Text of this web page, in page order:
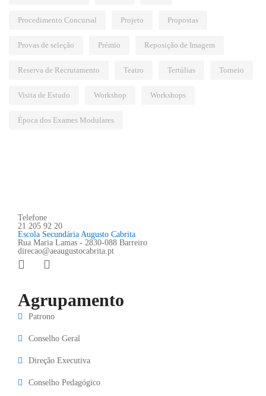
Procedimento Concursal Projeto Propostas
Provas de seleção Prémio Reposição de Imagem
Reserva de Recrutamento Teatro Tertúlias Torneio
Visita de Estudo Workshop Workshops
Época dos Exames Modulares
Telefone
21 205 92 20
Escola Secundária Augusto Cabrita
Rua Maria Lamas - 2830-088 Barreiro
direcao@aeaugustocabrita.pt
Agrupamento
Patrono
Conselho Geral
Direção Executiva
Conselho Pedagógico